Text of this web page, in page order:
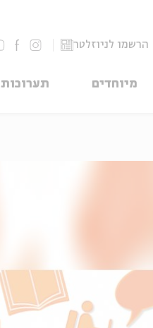
הרשמו לניוזלטר
מיוחדים תערוכות